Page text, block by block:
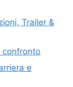
Trailer &
confronto
e